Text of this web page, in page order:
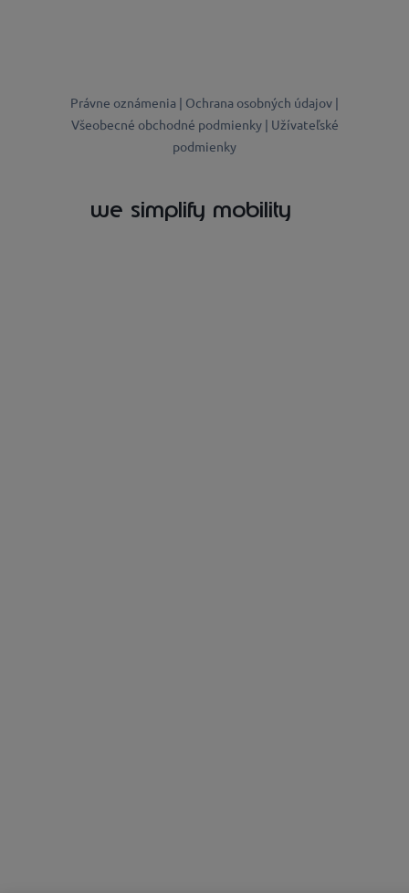
Právne oznámenia | Ochrana osobných údajov |
Všeobecné obchodné podmienky | Užívateľské
podmienky
we simplify mobility